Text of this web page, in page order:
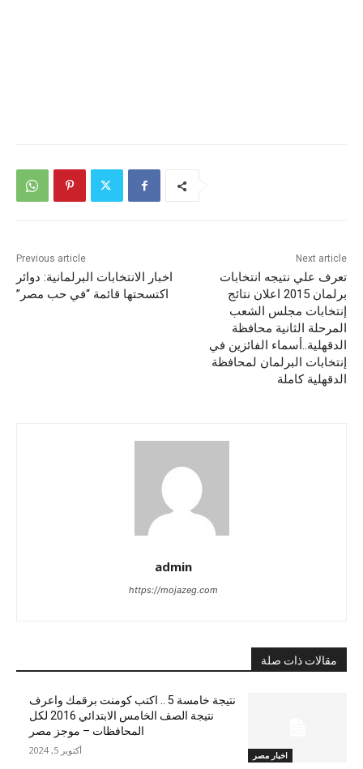
Previous article
اخبار الانتخابات البرلمانية: دوائر
اكتسحتها قائمة “في حب مصر”
Next article
تعرف علي نتيجه انتخابات
برلمان 2015 اعلان نتائج
إنتخابات مجلس الشعب
المرحلة الثانية محافظة
الدقهلية..أسماء الفائزين في
إنتخابات البرلمان لمحافظة
الدقهلية كاملة
admin
https://mojazeg.com
مقالات ذات صلة
اخبار مصر
نتيجة خامسة 5 .. اكتب كومنت برقمك واعرف
نتيجة الصف الخامس الابتدائي 2016 لكل
المحافظات – موجز مصر
أكتوبر 5, 2024